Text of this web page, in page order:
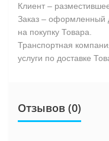
Клиент –
Заказ – оформленный
на покупку Товара.
Транспортная
услуги по доставке
Отзывов (0)